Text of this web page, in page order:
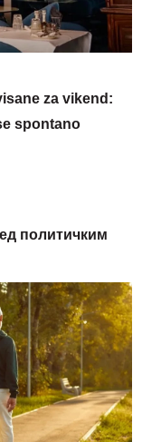
za vikend:
spontano
политичким